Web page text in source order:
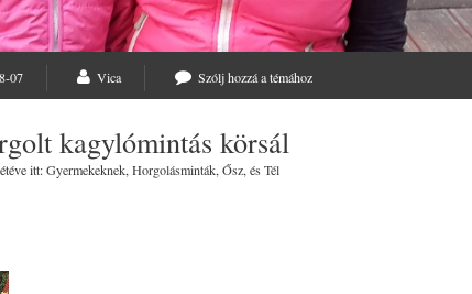
07 Vica Szólj hozzá a témához
kagylómintás körsál
itt:Gyermekeknek,Horgolásminták,Ősz, ésTél